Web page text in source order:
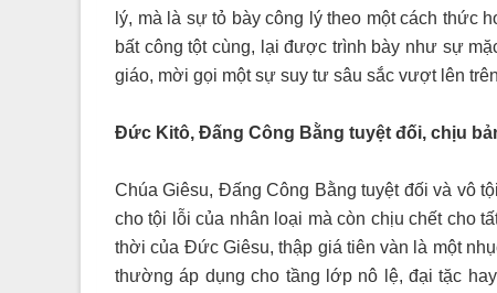
lý, mà là sự tỏ bày công lý theo một cách thức
bất công tột cùng, lại được trình bày như sự
giáo, mời gọi một sự suy tư sâu sắc vượt lên
Đức Kitô, Đấng Công Bằng tuyệt đối, chịu
Chúa Giêsu, Đấng Công Bằng tuyệt đối và vô
cho tội lỗi của nhân loại mà còn chịu chết cho
thời của Đức Giêsu, thập giá tiên vàn là một
thường áp dụng cho tầng lớp nô lệ, đại tặc